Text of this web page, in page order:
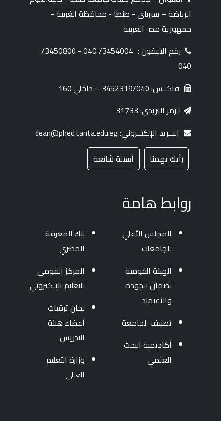
الرياضة – سبرباى - طنطا - محافظة الغربية -
جمهورية مصر العربية
رقم التليفون :
3454004/ 040 - 3450800/
040
فاكــس: 3452319/040 – داخلي 160
الرمز البريدي: 31733
البــريد الإلكتــروني: dean@phed.tanta.edu.eg
رأيك يهمنا
أسئلة شائعة
روابط هامة
المجلس الأعلي
للجامعات
الهيئة القومية
لضمان الجودة
والأعتماد
تصنيف الجامعة
أكاديمية البحث
العلمي
بنك المعرفة
المصري
المركز القومي
للتعليم الإلكتروني
لجان ترقيات
أعضاء هيئة
التدريس
وزارة التعليم
العالى